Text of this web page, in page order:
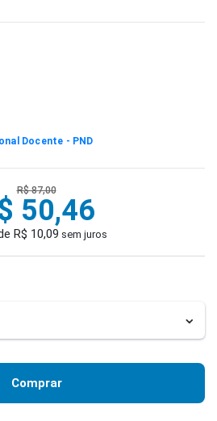
Docente - PND
R$ 87,00
50,46
R$ 10,09 sem juros
Comprar